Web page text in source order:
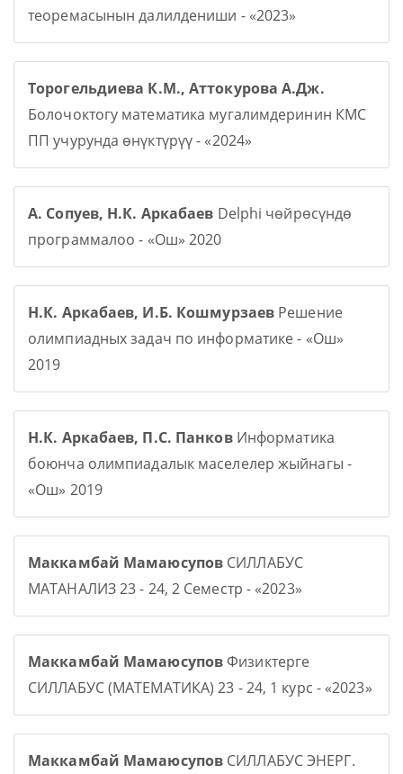
теоремасынын далилдениши - «2023»
Торогельдиева К.М., Аттокурова А.Дж.
Болочоктогу математика мугалимдеринин КМС
ПП учурунда өнүктүрүү - «2024»
А. Сопуев, Н.К. Аркабаев Delphi чөйрөсүндө
программалоо - «Ош» 2020
Н.К. Аркабаев, И.Б. Кошмурзаев Решение
олимпиадных задач по информатике - «Ош»
2019
Н.К. Аркабаев, П.С. ПанковИнформатика
боюнча олимпиадалык маселелер жыйнагы -
«Ош» 2019
Маккамбай Мамаюсупов СИЛЛАБУС
МАТАНАЛИЗ 23 - 24, 2 Семестр - «2023»
Маккамбай МамаюсуповФизиктерге
СИЛЛАБУС (МАТЕМАТИКА) 23 - 24, 1 курс - «2023»
Маккамбай Мамаюсупов СИЛЛАБУС ЭНЕРГ.